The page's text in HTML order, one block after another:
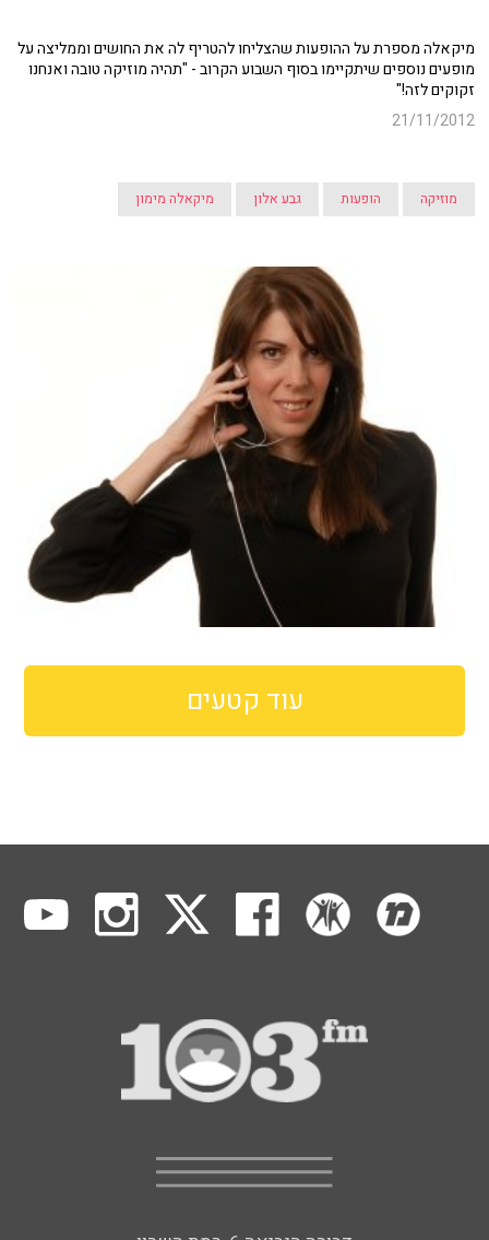
מיקאלה מספרת על ההופעות שהצליחו להטריף לה את החושים וממליצה על
מופעים נוספים שיתקיימו בסוף השבוע הקרוב - "תהיה מוזיקה טובה ואנחנו
זקוקים לזה!"
21/11/2012
מוזיקה הופעות גבע אלון מיקאלה מימון
עוד קטעים